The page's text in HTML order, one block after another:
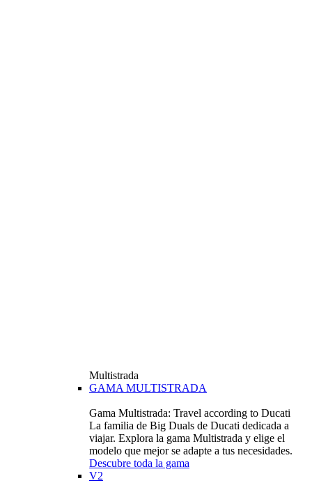
Multistrada
GAMA MULTISTRADA
Gama Multistrada: Travel according to Ducati
La familia de Big Duals de Ducati dedicada a
viajar. Explora la gama Multistrada y elige el
modelo que mejor se adapte a tus necesidades.
Descubre toda la gama
V2